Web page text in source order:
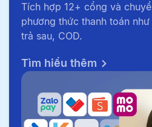
Tích hợp 12+ cổng và
phương thức thanh toán
trả sau, COD.
Tìm hiểu thêm